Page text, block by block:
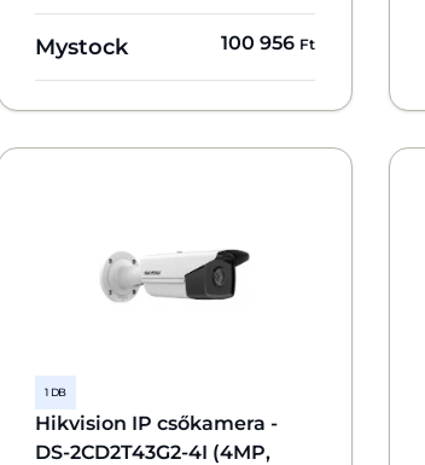
Mystock 100 956 Ft
1 DB
Hikvision IP csőkamera -
DS-2CD2T43G2-4I (4MP,